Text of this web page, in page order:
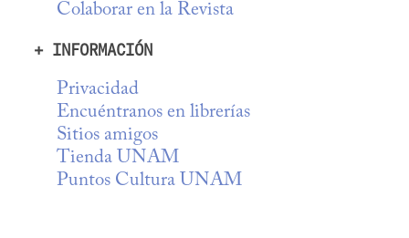
Colaborar en la Revista
+ INFORMACIÓN
Privacidad
Encuéntranos en librerías
Sitios amigos
Tienda UNAM
Puntos Cultura UNAM